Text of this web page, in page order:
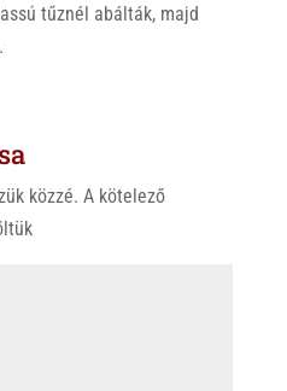
tűznél abálták, majd
közzé. A kötelező